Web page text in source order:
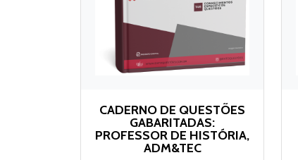
CADERNO DE QUESTÕES
GABARITADAS:
PROFESSOR DE HISTÓRIA,
ADM&TEC